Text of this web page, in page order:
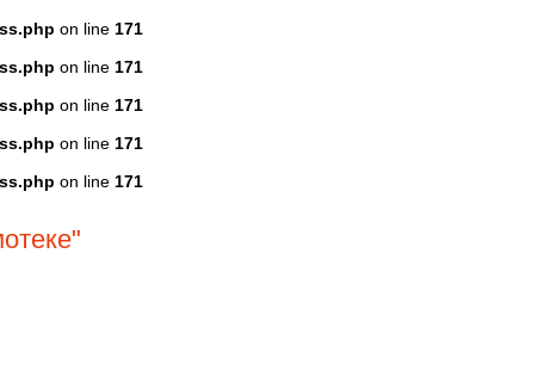
on line 171
on line 171
on line 171
on line 171
on line 171